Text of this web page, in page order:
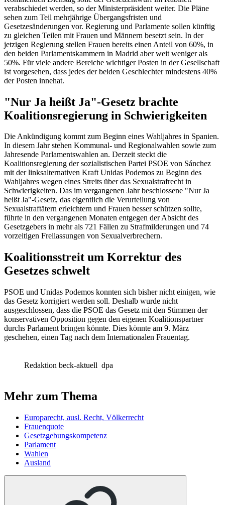
verabschiedet werden, so der Ministerpräsident weiter. Die Pläne
sehen zum Teil mehrjährige Übergangsfristen und
Gesetzesänderungen vor. Regierung und Parlamente sollen künftig
zu gleichen Teilen mit Frauen und Männern besetzt sein. In der
jetzigen Regierung stellen Frauen bereits einen Anteil von 60%, in
den beiden Parlamentskammern in Madrid aber weit weniger als
50%. Für viele andere Bereiche wichtiger Posten in der Gesellschaft
ist vorgesehen, dass jedes der beiden Geschlechter mindestens 40%
der Posten innehat.
"Nur Ja heißt Ja"-Gesetz brachte
Koalitionsregierung in Schwierigkeiten
Die Ankündigung kommt zum Beginn eines Wahljahres in Spanien.
In diesem Jahr stehen Kommunal- und Regionalwahlen sowie zum
Jahresende Parlamentswahlen an. Derzeit steckt die
Koalitionsregierung der sozialistischen Partei PSOE von Sánchez
mit der linksalternativen Kraft Unidas Podemos zu Beginn des
Wahljahres wegen eines Streits über das Sexualstrafrecht in
Schwierigkeiten. Das im vergangenen Jahr beschlossene "Nur Ja
heißt Ja"-Gesetz, das eigentlich die Verurteilung von
Sexualstraftätern erleichtern und Frauen besser schützen sollte,
führte in den vergangenen Monaten entgegen der Absicht des
Gesetzgebers in mehr als 721 Fällen zu Strafmilderungen und 74
vorzeitigen Freilassungen von Sexualverbrechern.
Koalitionsstreit um Korrektur des
Gesetzes schwelt
PSOE und Unidas Podemos konnten sich bisher nicht einigen, wie
das Gesetz korrigiert werden soll. Deshalb wurde nicht
ausgeschlossen, dass die PSOE das Gesetz mit den Stimmen der
konservativen Opposition gegen den eigenen Koalitionspartner
durchs Parlament bringen könnte. Dies könnte am 9. März
geschehen, einen Tag nach dem Internationalen Frauentag.
Redaktion beck-aktuell dpa
Mehr zum Thema
Europarecht, ausl. Recht, Völkerrecht
Frauenquote
Gesetzgebungskompetenz
Parlament
Wahlen
Ausland